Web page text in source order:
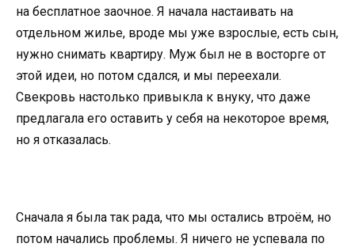
на бесплатное заочное. Я начала настаивать на
отдельном жилье, вроде мы уже взрослые, есть сын,
нужно снимать квартиру. Муж был не в восторге от
этой идеи, но потом сдался, и мы переехали.
Свекровь настолько привыкла к внуку, что даже
предлагала его оставить у себя на некоторое время,
но я отказалась.
Сначала я была так рада, что мы остались втроём, но
потом начались проблемы. Я ничего не успевала по